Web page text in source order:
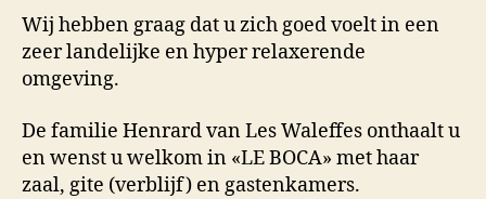
Wij hebben graag dat u zich goed voelt in een
zeer landelijke en hyper relaxerende
omgeving.
De familie Henrard van Les Waleffes onthaalt u
en wenst u welkom in «LE BOCA» met haar
zaal, gite (verblijf) en gastenkamers.